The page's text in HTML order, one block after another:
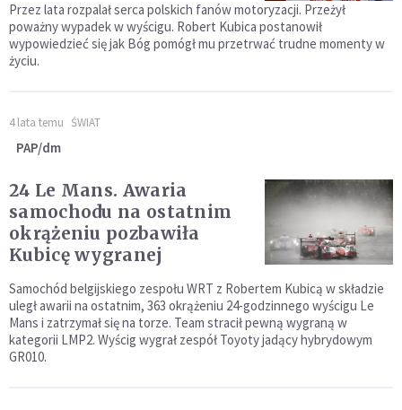
Przez lata rozpalał serca polskich fanów motoryzacji. Przeżył
poważny wypadek w wyścigu. Robert Kubica postanowił
wypowiedzieć się jak Bóg pomógł mu przetrwać trudne momenty w
życiu.
4 lata temu ŚWIAT
PAP/dm
24 Le Mans. Awaria
samochodu na ostatnim
okrążeniu pozbawiła
Kubicę wygranej
Samochód belgijskiego zespołu WRT z Robertem Kubicą w składzie
uległ awarii na ostatnim, 363 okrążeniu 24-godzinnego wyścigu Le
Mans i zatrzymał się na torze. Team stracił pewną wygraną w
kategorii LMP2. Wyścig wygrał zespół Toyoty jadący hybrydowym
GR010.